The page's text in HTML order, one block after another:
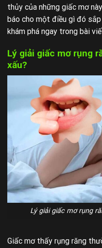
thủy của những giấc mơ
báo cho một điều gì đó sắp
khám phá ngay trong bài
Lý giải giấc mơ rụng
xấu?
Lý giải giấc mơ rụng
Giấc mơ thấy rụng răng